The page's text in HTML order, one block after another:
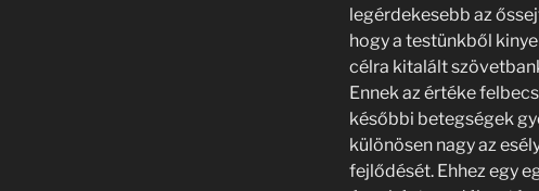
legérdekesebb az
hogy a testünkből
célra kitalált
Ennek az értéke
későbbi betegségek
különösen nagy az
fejlődését. Ehhez egy